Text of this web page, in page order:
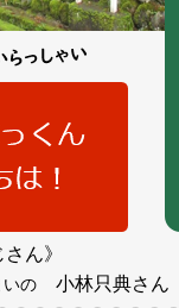
ん》
いの 小林只典さん